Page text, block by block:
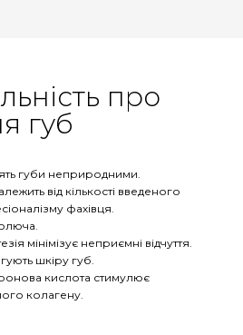
про
губ
губи неприродними.
від кількості введеного
фахівця.
мінімізує неприємні відчуття.
шкіру губ.
кислота стимулює
колагену.